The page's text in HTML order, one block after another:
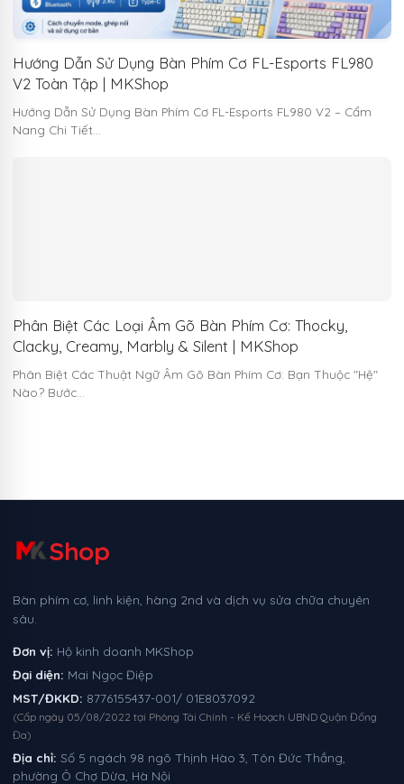
Hướng Dẫn Sử Dụng Bàn Phím Cơ FL-Esports FL980
V2 Toàn Tập | MKShop
Hướng Dẫn Sử Dụng Bàn Phím Cơ FL-Esports FL980 V2 – Cẩm
Nang Chi Tiết…
Phân Biệt Các Loại Âm Gõ Bàn Phím Cơ: Thocky,
Clacky, Creamy, Marbly & Silent | MKShop
Phân Biệt Các Thuật Ngữ Âm Gõ Bàn Phím Cơ: Bạn Thuộc "Hệ"
Nào? Bước…
Shop
Bàn phím cơ, linh kiện, hàng 2nd và dịch vụ sửa chữa chuyên
sâu.
Đơn vị: Hộ kinh doanh MKShop
Đại diện: Mai Ngọc Điệp
MST/ĐKKD: 8776155437-001/ 01E8037092
(Cấp ngày 05/08/2022 tại Phòng Tài Chính - Kế Hoạch UBND Quận Đống
Đa)
Địa chỉ: Số 5 ngách 98 ngõ Thịnh Hào 3, Tôn Đức Thắng,
phường Ô Chợ Dừa, Hà Nội